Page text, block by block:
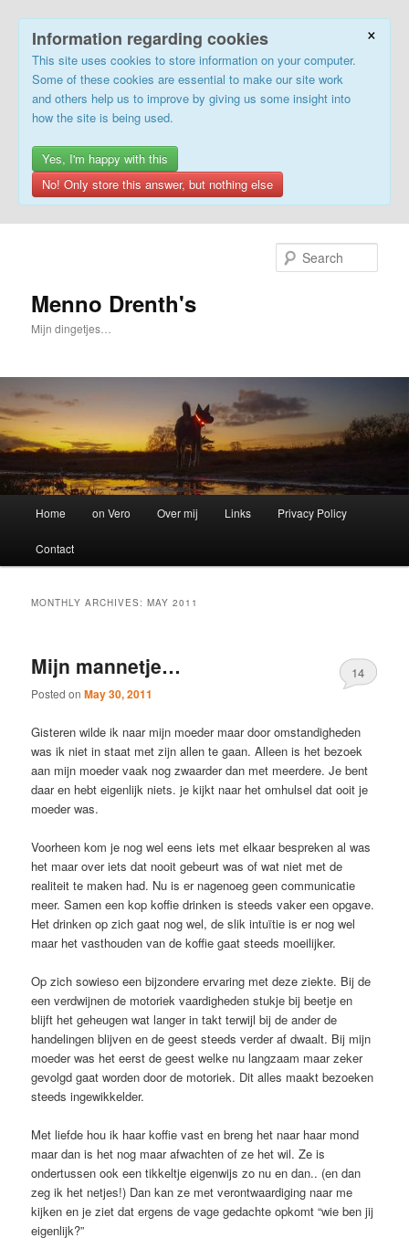
×
Information regarding cookies
This site uses cookies to store information on your computer.
Some of these cookies are essential to make our site work
and others help us to improve by giving us some insight into
how the site is being used.
Yes, I'm happy with this
No! Only store this answer, but nothing else
Menno Drenth's
Mijn dingetjes…
Home on Vero Over mij Links Privacy Policy
Contact
MONTHLY ARCHIVES:MAY 2011
Mijn mannetje…
Posted onMay 30, 2011
14
Gisteren wilde ik naar mijn moeder maar door omstandigheden
was ik niet in staat met zijn allen te gaan. Alleen is het bezoek
aan mijn moeder vaak nog zwaarder dan met meerdere. Je bent
daar en hebt eigenlijk niets. je kijkt naar het omhulsel dat ooit je
moeder was.
Voorheen kom je nog wel eens iets met elkaar bespreken al was
het maar over iets dat nooit gebeurt was of wat niet met de
realiteit te maken had. Nu is er nagenoeg geen communicatie
meer. Samen een kop koffie drinken is steeds vaker een opgave.
Het drinken op zich gaat nog wel, de slik intuïtie is er nog wel
maar het vasthouden van de koffie gaat steeds moeilijker.
Op zich sowieso een bijzondere ervaring met deze ziekte. Bij de
een verdwijnen de motoriek vaardigheden stukje bij beetje en
blijft het geheugen wat langer in takt terwijl bij de ander de
handelingen blijven en de geest steeds verder af dwaalt. Bij mijn
moeder was het eerst de geest welke nu langzaam maar zeker
gevolgd gaat worden door de motoriek. Dit alles maakt bezoeken
steeds ingewikkelder.
Met liefde hou ik haar koffie vast en breng het naar haar mond
maar dan is het nog maar afwachten of ze het wil. Ze is
ondertussen ook een tikkeltje eigenwijs zo nu en dan.. (en dan
zeg ik het netjes!) Dan kan ze met verontwaardiging naar me
kijken en je ziet dat ergens de vage gedachte opkomt “wie ben jij
eigenlijk?”